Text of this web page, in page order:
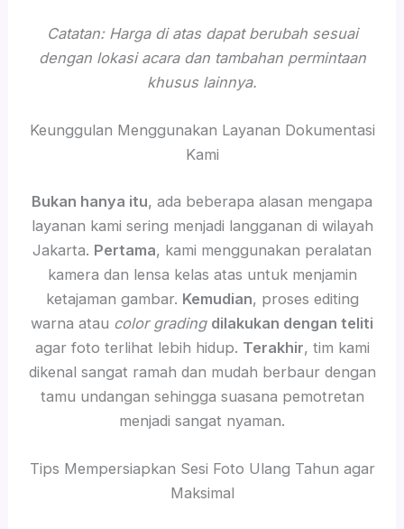
Catatan: Harga di atas dapat berubah sesuai
dengan lokasi acara dan tambahan permintaan
khusus lainnya.
Keunggulan Menggunakan Layanan Dokumentasi
Kami
Bukan hanya itu, ada beberapa alasan mengapa
layanan kami sering menjadi langganan di wilayah
Jakarta. Pertama, kami menggunakan peralatan
kamera dan lensa kelas atas untuk menjamin
ketajaman gambar. Kemudian, proses editing
warna atau color grading dilakukan dengan teliti
agar foto terlihat lebih hidup. Terakhir, tim kami
dikenal sangat ramah dan mudah berbaur dengan
tamu undangan sehingga suasana pemotretan
menjadi sangat nyaman.
Tips Mempersiapkan Sesi Foto Ulang Tahun agar
Maksimal